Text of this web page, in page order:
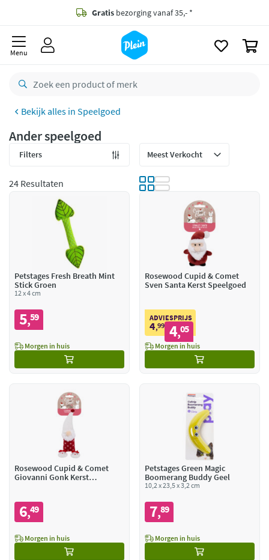
Gratis bezorging vanaf 35,- *
Bestelling uiterlijkzaterdag
retourneren
CO2 neutraal
Betaal met Klarna
Menu
Speelgoed
Ander speelgoed
Filters
24 Resultaten
Petstages Fresh Breath Mint
Stick Groen
12 x 4 cm
5,59
Morgen in huis
Rosewood Cupid & Comet
Sven Santa Kerst Speelgoed
ADVIESPRIJS
4,99 4,05
Morgen in huis
Rosewood Cupid & Comet
Giovanni Gonk Kerst
6,49
Morgen in huis
Petstages Green Magic
Boomerang Buddy Geel
10,2 x 23,5 x 3,2 cm
7,89
Morgen in huis